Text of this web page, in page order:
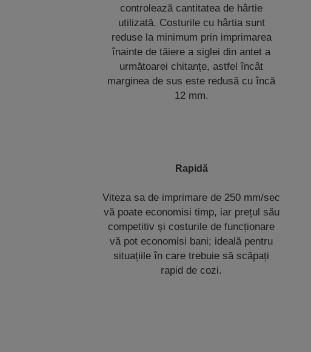
controlează cantitatea de hârtie
utilizată. Costurile cu hârtia sunt
reduse la minimum prin imprimarea
înainte de tăiere a siglei din antet a
următoarei chitanțe, astfel încât
marginea de sus este redusă cu încă
12 mm.
Rapidă
Viteza sa de imprimare de 250 mm/sec
vă poate economisi timp, iar prețul său
competitiv și costurile de funcționare
vă pot economisi bani; ideală pentru
situațiile în care trebuie să scăpați
rapid de cozi.